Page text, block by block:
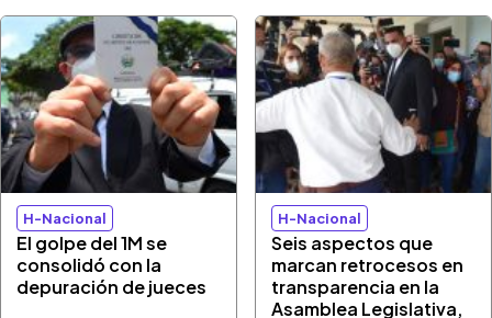
H-Nacional
El golpe del 1M se
consolidó con la
depuración de jueces
H-Nacional
Seis aspectos que
marcan retrocesos en
transparencia en la
Asamblea Legislativa,